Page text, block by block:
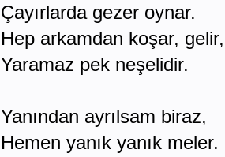
Çayırlarda gezer oynar.
Hep arkamdan koşar, gelir,
Yaramaz pek neşelidir.
Yanından ayrılsam biraz,
Hemen yanık yanık meler.